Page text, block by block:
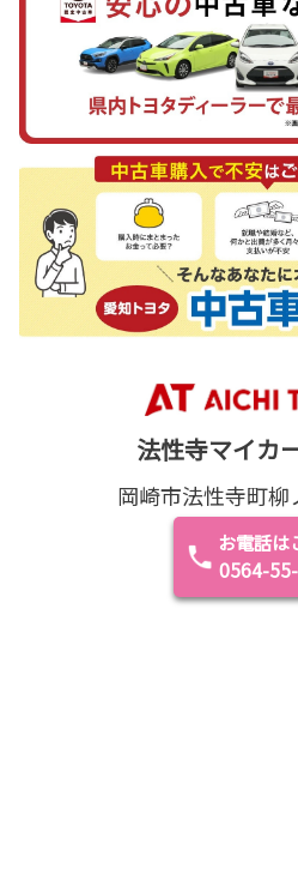
法性寺マイカ
岡崎市法性寺町柳
お電話は
0564-